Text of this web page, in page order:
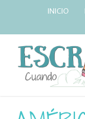
INICIO